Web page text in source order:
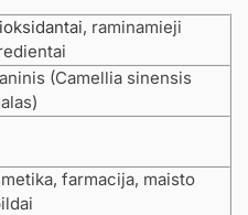
, raminamieji
(Camellia sinensis
farmacija, maisto